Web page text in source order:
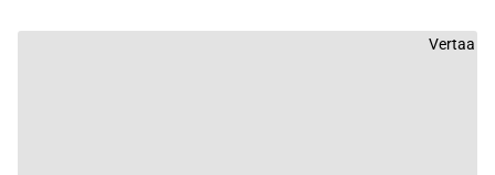
Vertaa